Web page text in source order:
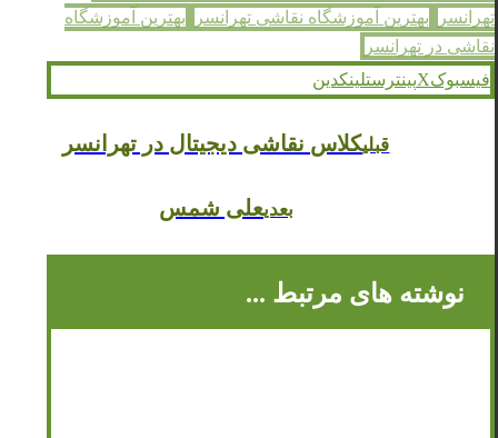
تهرانسر
بهترین آموزشگاه نقاشی تهرانسر
بهترین آموزشگاه
نقاشی در تهرانسر
فیسبوکXپینترستلینکدین
قبلیکلاس نقاشی دیجیتال در تهرانسر
بعدیعلی شمس
نوشته های مرتبط ...